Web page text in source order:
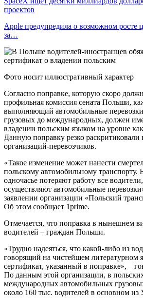
проектов
Apple предупредила о возможном росте
за…
Фото носит иллюстративный характер
Согласно поправке, которую скоро
профильная комиссия сената Польши,
выполняющий автомобильные
грузовых до международных, должен
владении польским языком на уровне
Данную поправку резко раскритиковали
организаций-перевозчиков.
«Такое изменение может нанести
польскому автомобильному транспорту.
одночасье потеряют работу все
осуществляют автомобильные
заявлении организации «Польский
Об этом сообщает 1prime.
Отмечается, что поправка в нынешнем
водителей – граждан Польши.
«Трудно надеяться, что какой-либо из
говорящий на чистейшем литературном
сертификат, указанный в поправке», –
По данным этой организации, в
международных автомобильных
около 160 тыс. водителей в основном из